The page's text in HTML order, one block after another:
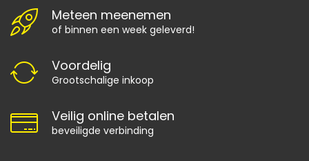
Meteen meenemen
of binnen een week geleverd!
Voordelig
Grootschalige inkoop
Veilig online betalen
beveiligde verbinding